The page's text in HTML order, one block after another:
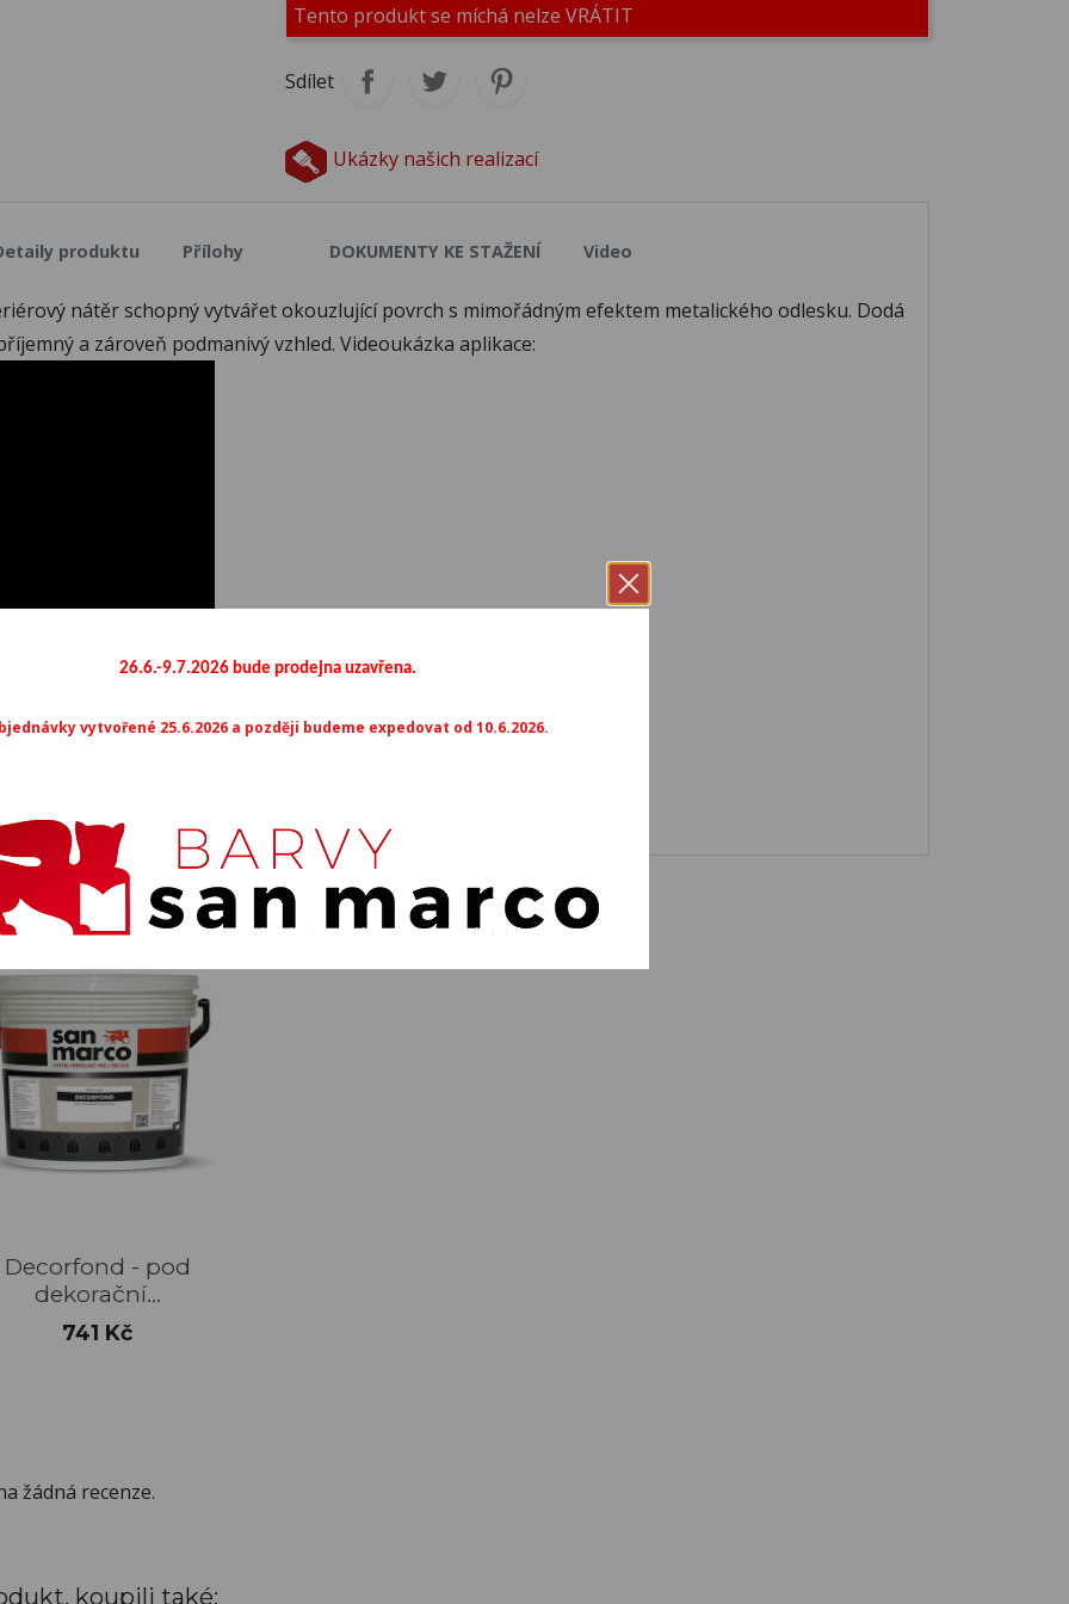
M036 M037 M038
M041 M042 M043
M048
M051 M052 M053 M054 M055
M069
M071
M076
Tento produkt se míchá nelze VRÁTIT
Sdílet
Ukázky našich realizací
produktu Přílohy DOKUMENTY KE STAŽENÍ Video
nátěr schopný vytvářet okouzlující povrch s mimořádným efektem metalického odlesku. Dodá
a zároveň podmanivý vzhled. Videoukázka aplikace:
Mohlo by vás také zajímat
Rychlý náhled
Decorfond - pod
dekorační...
Cena
741 Kč
žádná recenze.
koupili také:
26.6.-9.7.2026 bude prodejna uzavřena.
vytvořené 25.6.2026 a později budeme expedovat od 10.6.2026.